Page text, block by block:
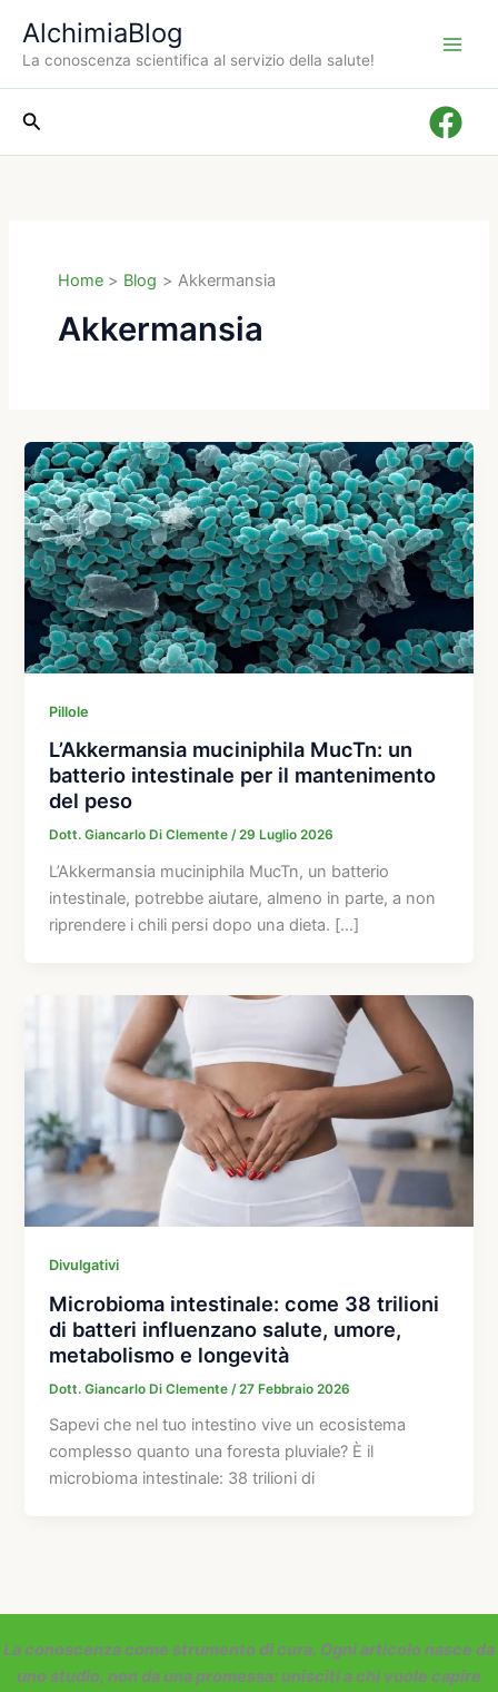
contenuto
AlchimiaBlog
La conoscenza scientifica al servizio della salute!
Cerca
Home Blog Akkermansia
Akkermansia
Pillole
L’Akkermansia muciniphila MucTn: un
batterio intestinale per il mantenimento
del peso
Dott. Giancarlo Di Clemente/29 Luglio 2026
L’Akkermansia muciniphila MucTn, un batterio
intestinale, potrebbe aiutare, almeno in parte, a non
riprendere i chili persi dopo una dieta. […]
Divulgativi
Microbioma intestinale: come 38 trilioni
di batteri influenzano salute, umore,
metabolismo e longevità
Dott. Giancarlo Di Clemente /27 Febbraio 2026
Sapevi che nel tuo intestino vive un ecosistema
complesso quanto una foresta pluviale? È il
microbioma intestinale: 38 trilioni di
La conoscenza come strumento di cura. Ogni articolo nasce da
uno studio, non da una promessa: unisciti a chi vuole capire